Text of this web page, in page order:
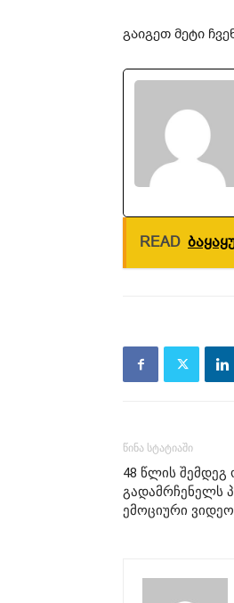
გაიგეთ მეტი
READ
წინა სტატიაში
48 წლის შემდეგ
გადამრჩენელს
ემოციური